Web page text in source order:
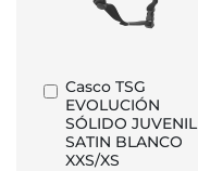
Casco TSG
EVOLUCIÓN
SÓLIDO JUVENIL
SATIN BLANCO
XXS/XS
Añadir
al
carrito